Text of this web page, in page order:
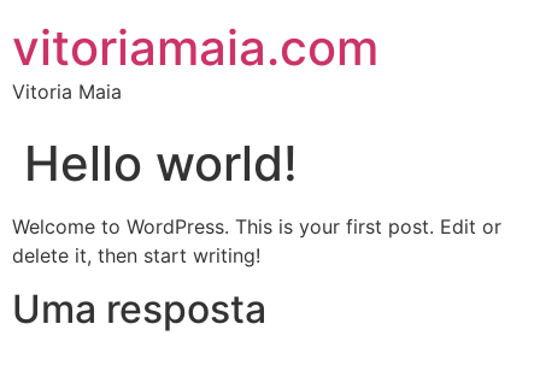
vitoriamaia.com
Vitoria Maia
Hello world!
Welcome to WordPress. This is your first post. Edit or
delete it, then start writing!
Uma resposta